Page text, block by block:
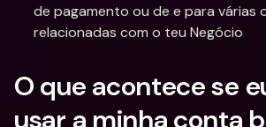
de pagamento ou de e para várias
relacionadas com o teu Negócio
O que acontece se
usar a minha conta